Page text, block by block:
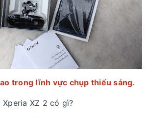
trong lĩnh vực chụp thiếu sáng.
Xperia XZ 2 có gì?